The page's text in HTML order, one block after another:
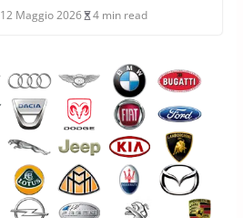
12 Maggio 2026 4 min read